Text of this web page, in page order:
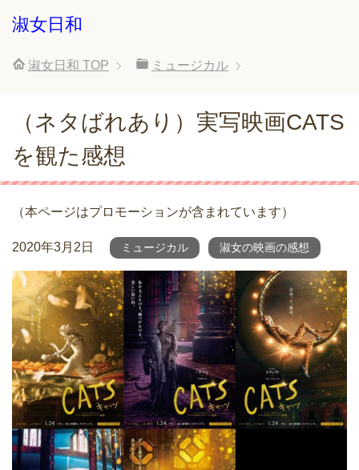
淑女日和
淑女日和 TOP ミュージカル
（ネタばれあり）実写映画CATS
を観た感想
（本ページはプロモーションが含まれています）
2020年3月2日 ミュージカル 淑女の映画の感想